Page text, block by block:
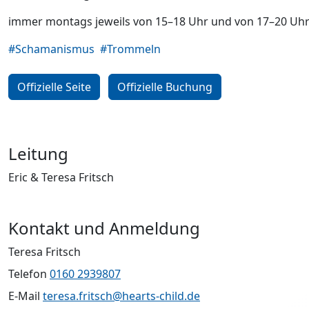
immer montags jeweils von 15–18 Uhr und von 17–20 Uhr
#Schamanismus #Trommeln
Offizielle Seite Offizielle Buchung
Leitung
Eric & Teresa Fritsch
Kontakt und Anmeldung
Teresa Fritsch
Telefon 0160 2939807
E-Mail teresa.fritsch@hearts-child.de